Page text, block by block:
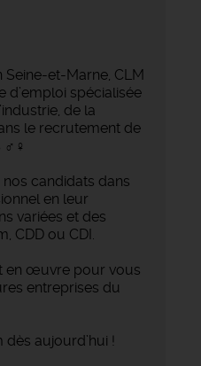
Seine-et-Marne, CLM
d’emploi spécialisée
de la
le recrutement de
‍♂️‍♀️
candidats dans
en leur
variées et des
CDD ou CDI.
en œuvre pour vous
entreprises du
dès aujourd’hui !